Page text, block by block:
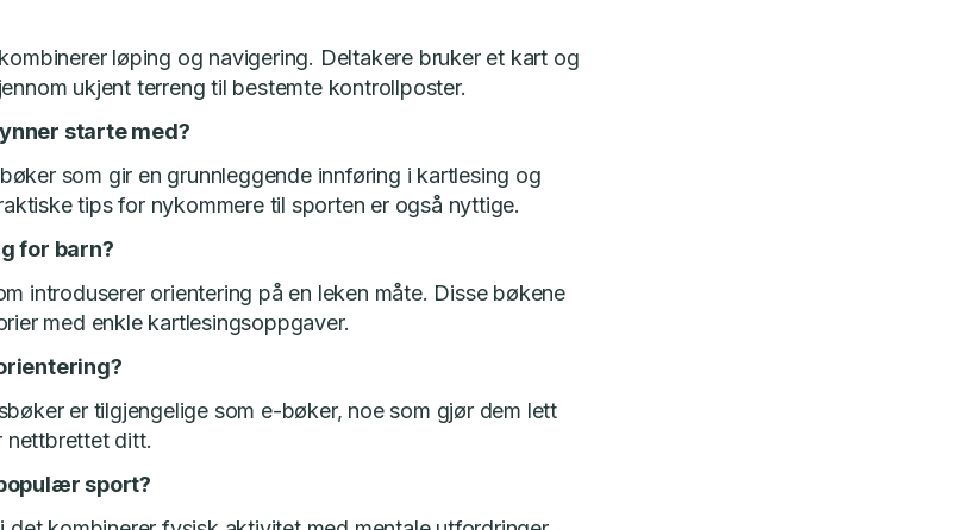
løping og navigering. Deltakere bruker et kart og
ukjent terreng til bestemte kontrollposter.
starte med?
som gir en grunnleggende innføring i kartlesing og
tips for nykommere til sporten er også nyttige.
for barn?
introduserer orientering på en leken måte. Disse bøkene
med enkle kartlesingsoppgaver.
er tilgjengelige som e-bøker, noe som gjør dem lett
nettbrettet ditt.
sport?